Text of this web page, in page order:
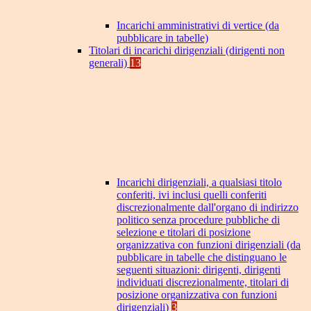
Incarichi amministrativi di vertice (da
pubblicare in tabelle)
Titolari di incarichi dirigenziali (dirigenti non
generali) 13
Incarichi dirigenziali, a qualsiasi titolo
conferiti, ivi inclusi quelli conferiti
discrezionalmente dall'organo di indirizzo
politico senza procedure pubbliche di
selezione e titolari di posizione
organizzativa con funzioni dirigenziali (da
pubblicare in tabelle che distinguano le
seguenti situazioni: dirigenti, dirigenti
individuati discrezionalmente, titolari di
posizione organizzativa con funzioni
dirigenziali) 3